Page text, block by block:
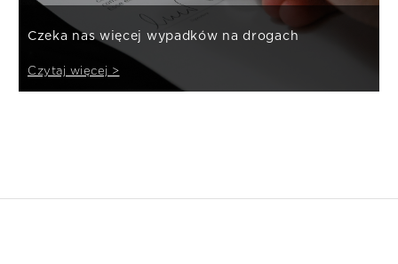
Czeka nas więcej wypadków na drogach
Czytaj więcej >